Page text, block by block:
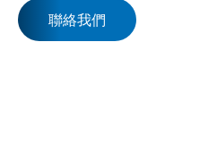
聯絡我們